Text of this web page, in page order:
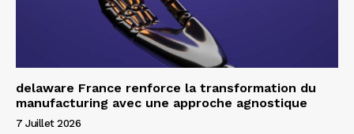
delaware France renforce la transformation du
manufacturing avec une approche agnostique
7 Juillet 2026